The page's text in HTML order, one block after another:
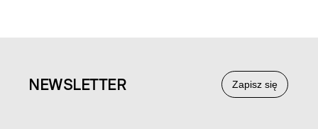
Zapisz się
NEWSLETTER